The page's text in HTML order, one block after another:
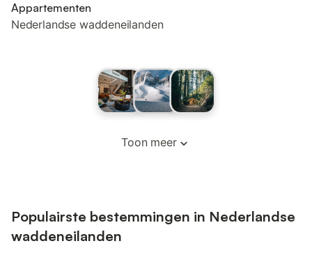
Appartementen
Nederlandse waddeneilanden
Toon meer
Populairste bestemmingen in Nederlandse
waddeneilanden